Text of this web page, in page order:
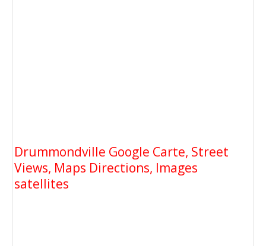
Drummondville Google Carte, Street
Views, Maps Directions, Images
satellites